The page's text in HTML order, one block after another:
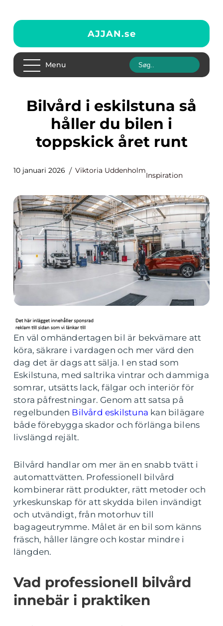
AJJAN.se
Menu
Bilvård i eskilstuna så
håller du bilen i
toppskick året runt
10 januari 2026 Viktoria Uddenholm
Inspiration
En väl omhändertagen bil är bekvämare att
köra, säkrare i vardagen och mer värd den
dag det är dags att sälja. I en stad som
Eskilstuna, med saltrika vintrar och dammiga
somrar, utsätts lack, fälgar och interiör för
stora påfrestningar. Genom att satsa på
regelbunden Bilvård eskilstuna kan bilägare
både förebygga skador och förlänga bilens
livslängd rejält.
Bilvård handlar om mer än en snabb tvätt i
automattvätten. Professionell bilvård
kombinerar rätt produkter, rätt metoder och
yrkeskunskap för att skydda bilen invändigt
och utvändigt, från motorhuv till
bagageutrymme. Målet är en bil som känns
fräsch, håller längre och kostar mindre i
längden.
Vad professionell bilvård
innebär i praktiken